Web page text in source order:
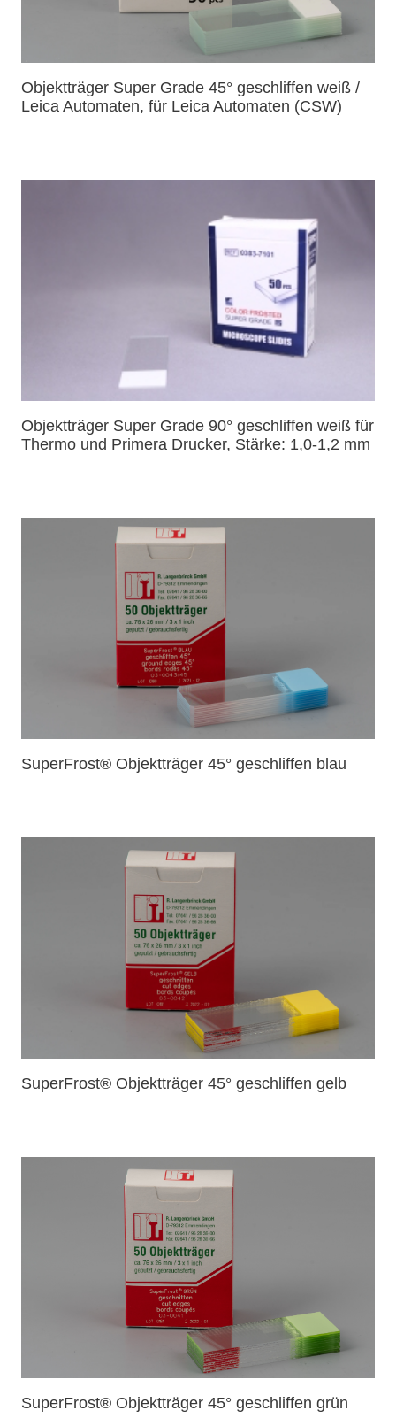
Objektträger Super Grade 45° geschliffen weiß /
Leica Automaten, für Leica Automaten (CSW)
Objektträger Super Grade 90° geschliffen weiß für
Thermo und Primera Drucker, Stärke: 1,0-1,2 mm
SuperFrost® Objektträger 45° geschliffen blau
SuperFrost® Objektträger 45° geschliffen gelb
SuperFrost® Objektträger 45° geschliffen grün